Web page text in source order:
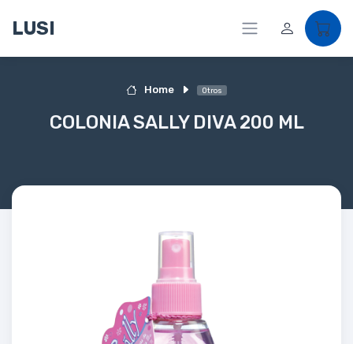
LUSI
Home Otros
COLONIA SALLY DIVA 200 ML